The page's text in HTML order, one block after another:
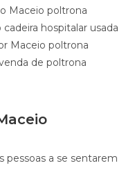
Maceio poltrona
hospitalar usada
Maceio poltrona
de poltrona
pessoas a se sentarem